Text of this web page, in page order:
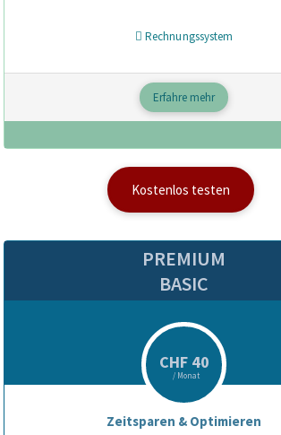
Rechnungssystem
Erfahre mehr
Kostenlos testen
PREMIUM
BASIC
CHF 40
/ Monat
Zeitsparen & Optimieren